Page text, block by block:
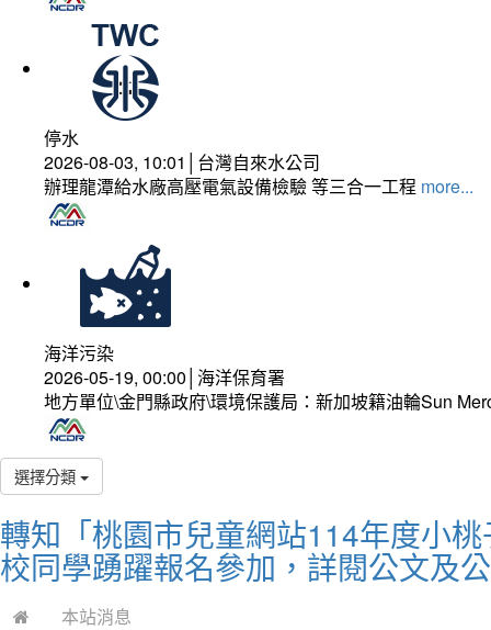
停水
2026-08-03, 10:01│台灣自來水公司
辦理龍潭給水廠高壓電氣設備檢驗 等三合一工程 more...
海洋污染
2026-05-19, 00:00│海洋保育署
地方單位\金門縣政府\環境保護局：新加坡籍油輪Sun
選擇分類
轉知「桃園市兒童網站114年度小
校同學踴躍報名參加，詳閱公文及
本站消息